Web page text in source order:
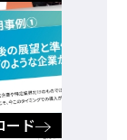
ード